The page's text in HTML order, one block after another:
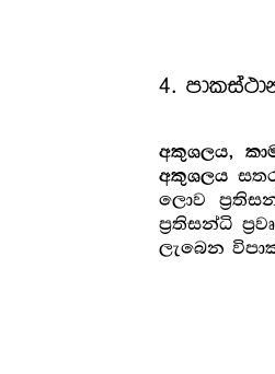
4.
අකුශලය,
අකුශලය
ලොව
ප්‍ර‍තිසන්ධි
ලැබෙන